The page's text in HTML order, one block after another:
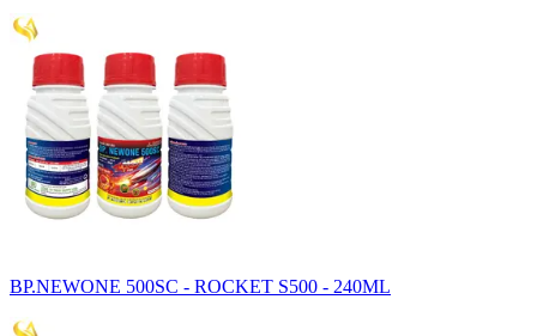
BP.NEWONE 500SC - ROCKET S500 - 240ML